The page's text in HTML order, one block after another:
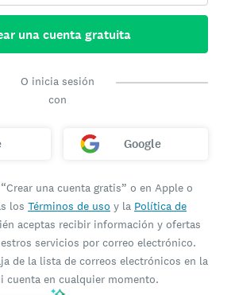
una cuenta gratuita
O inicia sesión
con
Google
una cuenta gratis” o en Apple o
los Términos de uso y la Política de
aceptas recibir información y ofertas
servicios por correo electrónico.
de la lista de correos electrónicos en la
cuenta en cualquier momento.